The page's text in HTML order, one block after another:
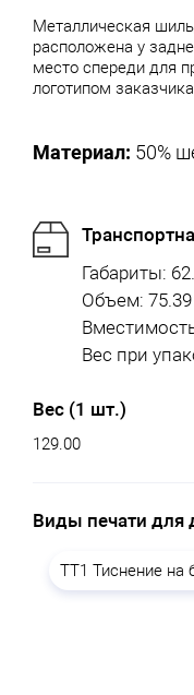
Металлическая
расположена у
место спереди для
логотипом
Материал: 50%
Габариты:
Объем:
Вес при
Вес (1 шт.)
129.00
Виды печати для
TT1 Тиснение на